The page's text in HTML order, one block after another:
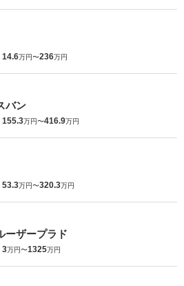
14.6万円〜236万円
バン
155.3万円〜416.9万円
53.3万円〜320.3万円
ーザープラド
3万円〜1325万円